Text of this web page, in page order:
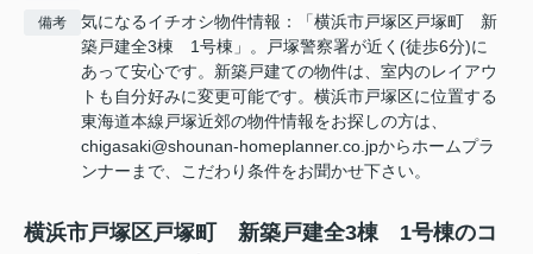
備考
気になるイチオシ物件情報：「横浜市戸塚区戸塚町 新
築戸建全3棟 1号棟」。戸塚警察署が近く(徒歩6分)に
あって安心です。新築戸建ての物件は、室内のレイアウ
トも自分好みに変更可能です。横浜市戸塚区に位置する
東海道本線戸塚近郊の物件情報をお探しの方は、
chigasaki@shounan-homeplanner.co.jpからホームプラ
ンナーまで、こだわり条件をお聞かせ下さい。
横浜市戸塚区戸塚町 新築戸建全3棟 1号棟のコ